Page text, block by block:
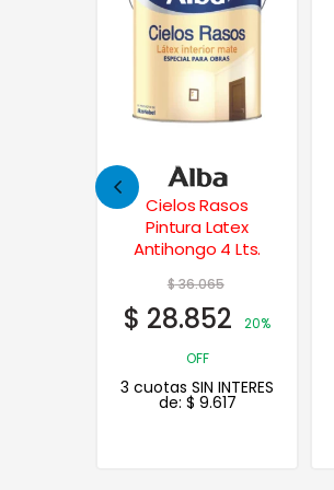
Albacryl Pintura
Latex Interior
Blanco 10 Lts.
$81.122
$ 64.898
20%
OFF
3 cuotas SIN INTERES
de: $21.633